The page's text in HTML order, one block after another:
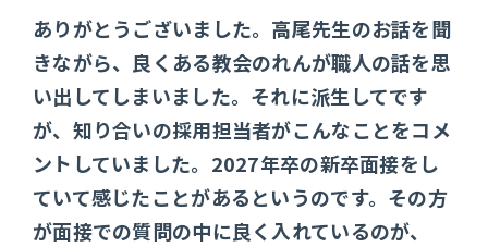
ありがとうございました。高尾先生のお話を聞
きながら、良くある教会のれんが職人の話を思
い出してしまいました。それに派生してです
が、知り合いの採用担当者がこんなことをコメ
ントしていました。2027年卒の新卒面接をし
ていて感じたことがあるというのです。その方
が面接での質問の中に良く入れているのが、